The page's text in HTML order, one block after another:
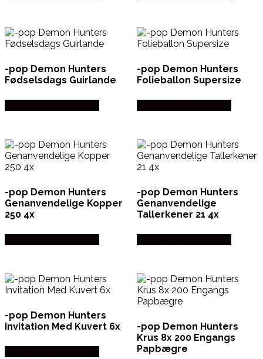
-pop Demon Hunters
Fødselsdags Guirlande
-pop Demon Hunters
Folieballon Supersize
-pop Demon Hunters
Genanvendelige Kopper
250 4x
-pop Demon Hunters
Genanvendelige
Tallerkener 21 4x
-pop Demon Hunters
Invitation Med Kuvert 6x
-pop Demon Hunters
Krus 8x 200 Engangs
Papbægre